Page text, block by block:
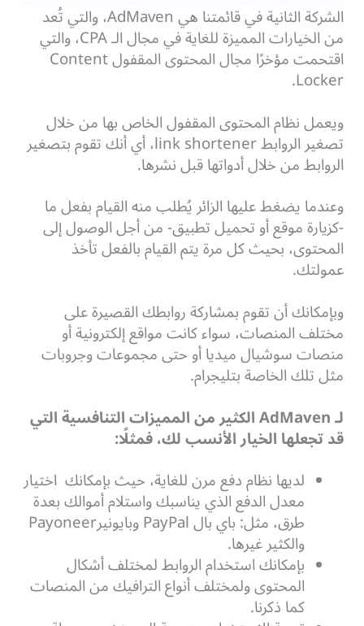
الشركة الثانية في قائمتنا هي AdMaven، والتي تُعد
من الخيارات المميزة للغاية في مجال الـ CPA، والتي
اقتحمت مؤخرًا مجال المحتوى المقفول Content
Locker.
ويعمل نظام المحتوى المقفول الخاص بها من خلال
تصغير الروابط link shortener، أي أنك تقوم بتصغير
الروابط من خلال أدواتها قبل نشرها.
وعندما يضغط عليها الزائر يُطلب منه القيام بفعل ما
-كزيارة موقع أو تحميل تطبيق- من أجل الوصول إلى
المحتوى، بحيث كل مرة يتم القيام بالفعل تأخذ
عمولتك.
وبإمكانك أن تقوم بمشاركة روابطك القصيرة على
مختلف المنصات، سواء كانت مواقع إلكترونية أو
منصات سوشيال ميديا أو حتى مجموعات وجروبات
مثل تلك الخاصة بتليجرام.
لـ AdMaven الكثير من المميزات التنافسية التي
قد تجعلها الخيار الأنسب لك، فمثلًا:
لديها نظام دفع مرن للغاية، حيث بإمكانك اختيار
معدل الدفع الذي يناسبك واستلام أموالك بعدة
طرق، مثل: باي بال PayPal وبايونيرPayoneer
والكثير غيرها.
بإمكانك استخدام الروابط لمختلف أشكال
المحتوى ولمختلف أنواع الترافيك من المنصات
كما ذكرنا.